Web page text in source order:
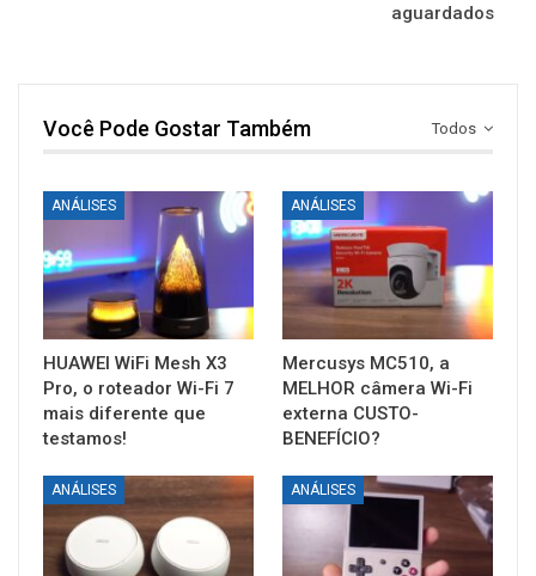
aguardados
Todos
Você Pode Gostar Também
ANÁLISES
HUAWEI WiFi Mesh X3
Pro, o roteador Wi-Fi 7
mais diferente que
testamos!
ANÁLISES
Mercusys MC510, a
MELHOR câmera Wi-Fi
externa CUSTO-
BENEFÍCIO?
ANÁLISES ANÁLISES